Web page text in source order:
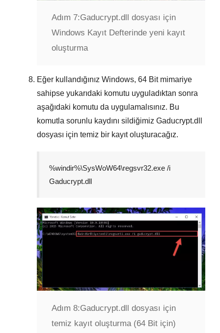
Adım 7:Gaducrypt.dll dosyası için
Windows Kayıt Defterinde yeni kayıt
oluşturma
Eğer kullandığınız Windows, 64 Bitmimariye
sahipse yukarıdaki komutu uyguladıktan sonra
aşağıdaki komutu da uygulamalısınız. Bu
komutla sorunlu kaydını sildiğimiz Gaducrypt.dll
dosyası için temiz bir kayıt oluşturacağız.
%windir%\SysWoW64\regsvr32.exe /i
Gaducrypt.dll
Adım 8:Gaducrypt.dll dosyası için
temiz kayıt oluşturma (64 Bit için)